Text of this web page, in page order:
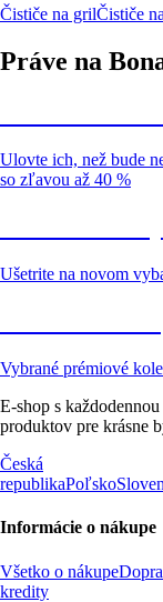
Čističe na grilČističe
Práve na
Ulovte ich, než bude
so zľavou až 40 %
Ušetrite na novom
Vybrané prémiové
E-shop s
produktov pre krásne
Česká
republikaPoľsko
Informácie o nákupe
Všetko o nákupe
kredity